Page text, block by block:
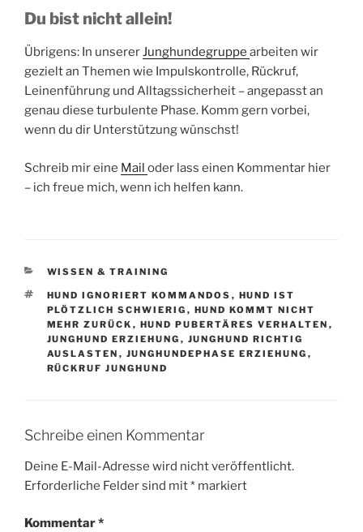
Du bist nicht allein!
Übrigens: In unsererJunghundegruppe arbeiten wir
gezielt an Themen wie Impulskontrolle, Rückruf,
Leinenführung und Alltagssicherheit – angepasst an
genau diese turbulente Phase. Komm gern vorbei,
wenn du dir Unterstützung wünschst!
Schreib mir eine Mail oder lass einen Kommentar hier
– ich freue mich, wenn ich helfen kann.
KATEGORIEN
WISSEN & TRAINING
SCHLAGWÖRTER
HUND IGNORIERT KOMMANDOS , HUND IST
PLÖTZLICH SCHWIERIG , HUND KOMMT NICHT
MEHR ZURÜCK , HUND PUBERTÄRES VERHALTEN ,
JUNGHUND ERZIEHUNG , JUNGHUND RICHTIG
AUSLASTEN , JUNGHUNDEPHASE ERZIEHUNG ,
RÜCKRUF JUNGHUND
Schreibe einen Kommentar
Deine E-Mail-Adresse wird nicht veröffentlicht.
Erforderliche Felder sind mit* markiert
Kommentar*